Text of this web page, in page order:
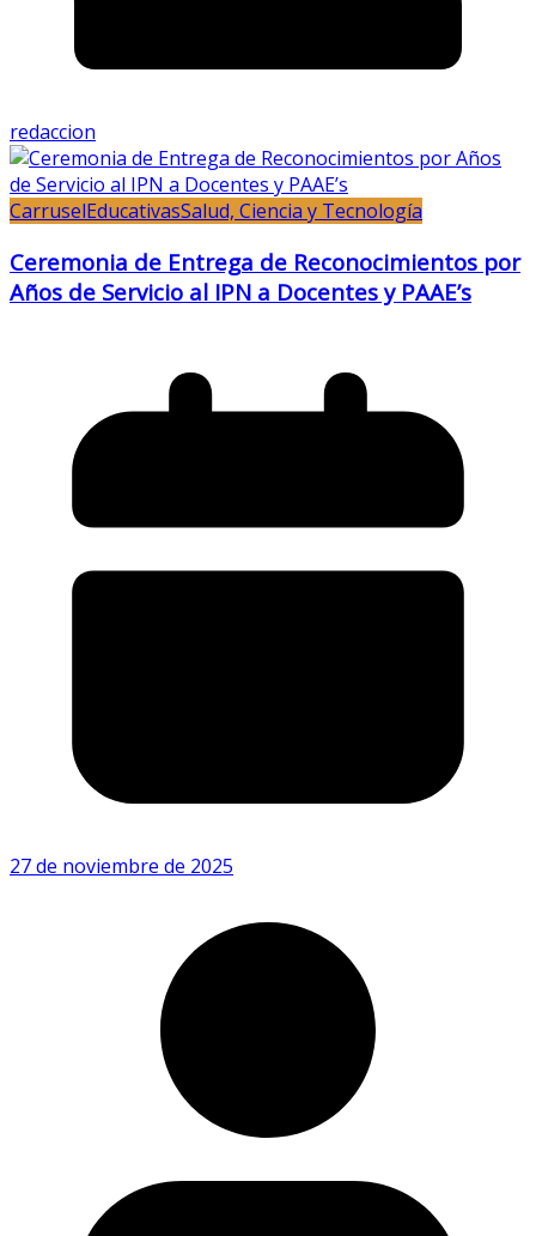
redaccion
CarruselEducativasSalud, Ciencia y Tecnología
Ceremonia de Entrega de Reconocimientos por
Años de Servicio al IPN a Docentes y PAAE’s
27 de noviembre de 2025